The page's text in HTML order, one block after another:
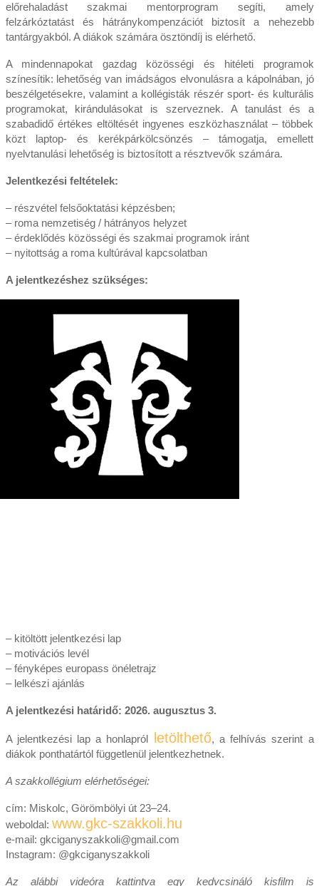
előrehaladást szakmai mentorprogram segíti, amely
felzárkóztatást és hátránykompenzációt biztosít a nehezebb
tantárgyakból. A diákok számára ösztöndíj is elérhető.
A mindennapokat gazdag közösségi és hitéleti programok
színesítik: lehetőség van imádságos elvonulásra a kápolnában, jó
beszélgetésekre, valamint a kollégisták részér sport- és kulturális
programokat, kirándulásokat is szerveznek. A tanulást és a
szabadidő értékes eltöltését ingyenes eszközhasználat – többek
közt laptop- és kerékpárkölcsönzés – támogatja, emellett
nyelvtanulási lehetőség is biztosított a résztvevők számára.
Jelentkezési feltételek:
– részvétel felsőoktatási képzésben;
– roma nemzetiség / hátrányos helyzet
– érdeklődés közösségi és szakmai programok iránt
– nyitottság a roma kultúrával kapcsolatban
A jelentkezéshez szükséges:
– kitöltött jelentkezési lap
– motivációs levél
– fényképes europass önéletrajz
– lelkészi ajánlás
A jelentkezési határidő: 2026. augusztus 3.
A jelentkezési lap a honlapról letölthető, a felhívás szerint a
diákok ponthatártól függetlenül jelentkezhetnek.
A szakkollégium elérhetőségei:
cím: Miskolc, Görömbölyi út 23–24.
weboldal: www.gkc-szakkoli.hu
e-mail: gkciganyszakkoli@gmail.com
Instagram: @gkciganyszakkoli
Az alábbi videóra kattintva egy kedvcsináló kisfilm is